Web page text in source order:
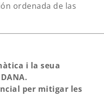
ordenada de las
i la seua
per mitigar les